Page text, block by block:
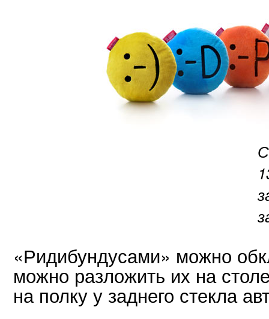
«Ридибундусами» можно
можно разложить их на
на полку у заднего стекла